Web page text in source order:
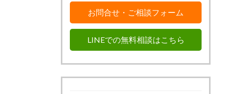
お問合せ・ご相談フォーム
LINEでの無料相談はこちら